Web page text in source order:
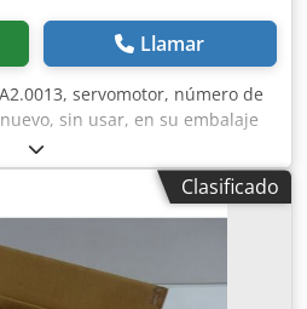
Llamar
servomotor, número de
sin usar, en su embalaje
El alcance del
con lo que se muestra en las
Clasificado